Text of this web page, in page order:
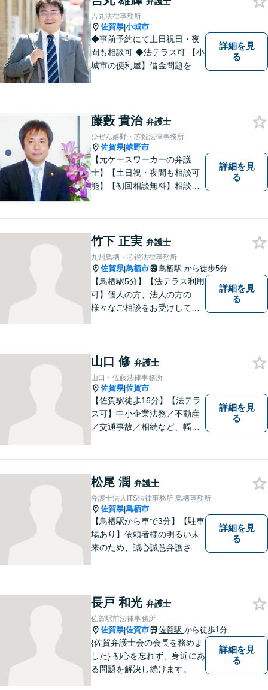
トップで解決。難事件には他
弁護士と協力も。元調停委
員。
吉丸法律事務所
佐賀県|小城市
◆事前予約にて土日祝日・夜
間も相談可 ◆法テラス可 【小
城市の便利屋】借金問題を中
詳細を見
る
藤藪 貴治 弁護士
ひぜん嬉野・芯鋭法律事務所
佐賀県|嬉野市
【元ケースワーカーの弁護
士】【土日祝・夜間も相談可
能】【初回相談無料】相談者
題／交通事故／債務整理／労
働問題など幅広く対応可能で
す。
詳細を見
る
竹下 正実 弁護士
九州鳥栖・芯鋭法律事務所
佐賀県|鳥栖市 鳥栖駅 から徒歩5分
【鳥栖駅5分】【法テラス利用
可】個人の方、法人の方の
様々なご相談をお受けしてお
案いたします。【債務整理・
残業代請求については初回面
談無料】【土日祝・夜間相談
可】
詳細を見
る
山口 修 弁護士
山口・佐藤法律事務所
佐賀県|佐賀市
【佐賀駅徒歩16分】【法テラ
ス可】中小企業法務／不動産
／交通事故／相続など、幅広
す。まずはお気軽にご相談く
ださい。【初回面談無料】
詳細を見
る
松尾 潤 弁護士
弁護士法人ITS法律事務所 鳥栖事務所
佐賀県|鳥栖市
【鳥栖駅から車で3分】【駐車
場あり】依頼者様の明るい未
来のため、誠心誠意弁護させ
相続など、幅広い困りごとに
対応可能！【完全個室で対
応】
詳細を見
る
長戸 和光 弁護士
佐賀駅前法律事務所
佐賀県|佐賀市 佐賀駅 から徒歩1分
{佐賀弁護士会の会長を務めま
した} 初心を忘れず、身近にあ
る問題を解決し続けます。
詳細を見
る